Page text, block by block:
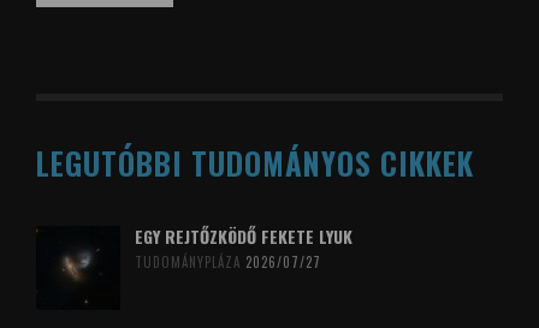
LEGUTÓBBI TUDOMÁNYOS CIKKEK
EGY REJTŐZKÖDŐ FEKETE LYUK
TUDOMÁNYPLÁZA 2026/07/27